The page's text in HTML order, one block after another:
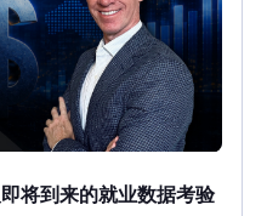
将到来的就业数据考验